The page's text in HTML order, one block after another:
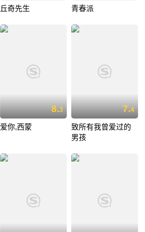
丘奇先生 青春派
8.3
爱你,西蒙
7.4
致所有我曾爱过的
男孩